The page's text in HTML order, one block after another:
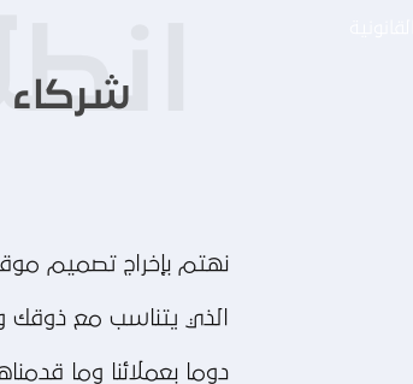
شركاء
نهتم بإخراج تصميم
الذي يتناسب مع ذوقك
دوما بعملائنا وما